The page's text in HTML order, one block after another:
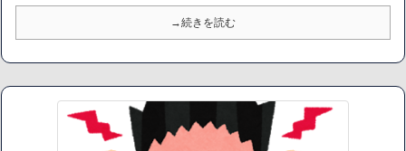
なっており、本人ではないとの憶測が広がる
かつてはSONYのパソコンだった「VAIO」家電量販店のノジマに
ハードオフに売っていた4万4000円のフィギュアがヤバすぎるｗ
ｗｗｗｗｗ「こんな高いの？ｗｗ」「逆に超安い」
【閲覧注意】俺が近くにいると機械が壊れるんだけどさ
私は6年間「子無し既婚女性」で人から様々なことを言われてき
たけど子無しの原因は親の教えのせいかもしれません
→続きを読む